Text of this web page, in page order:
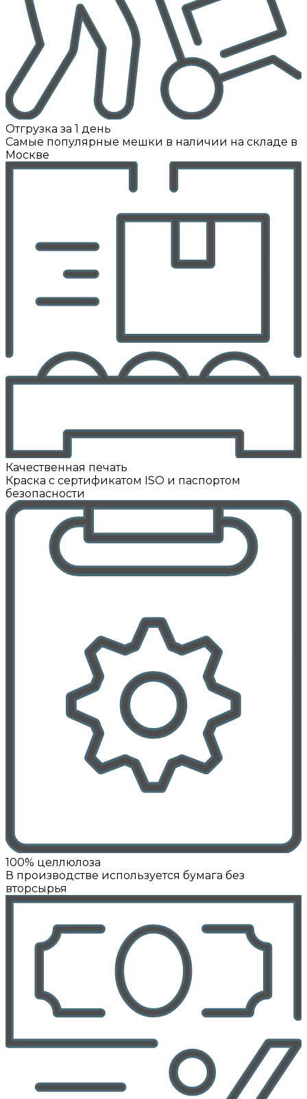
Отгрузка за 1 день
Самые популярные мешки в наличии на складе в
Москве
Качественная печать
Краска с сертификатом ISO и паспортом
безопасности
100% целлюлоза
В производстве используется бумага без
вторсырья